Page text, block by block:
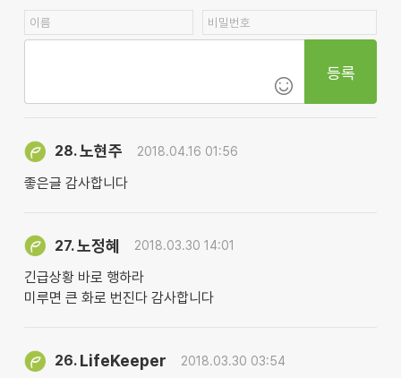
등록
28.노현주 2018.04.16 01:56
좋은글 감사합니다
27.노정혜 2018.03.30 14:01
긴급상황 바로 행하라
미루면 큰 화로 번진다 감사합니다
26. LifeKeeper 2018.03.30 03:54